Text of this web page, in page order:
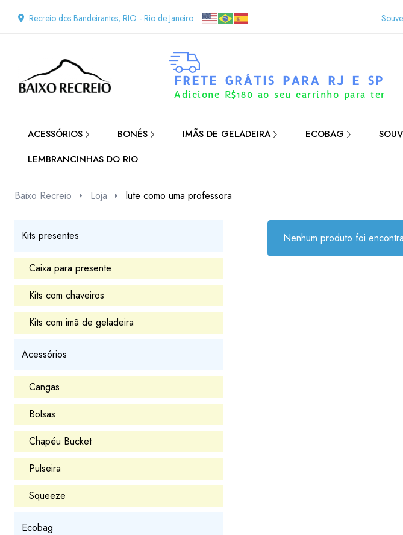
Recreio dos Bandeirantes, RIO - Rio de Janeiro
FRETE GRÁTIS PARA RJ E SP
Adicione R$180 ao seu carrinho para ter
ACESSÓRIOS BONÉS IMÃS DE GELADEIRA ECOBAG
LEMBRANCINHAS DO RIO
Baixo Recreio Loja lute como uma professora
Nenhum produto foi
Kits presentes
Caixa para presente
Kits com chaveiros
Kits com imã de geladeira
Acessórios
Cangas
Bolsas
Chapéu Bucket
Pulseira
Squeeze
Ecobag